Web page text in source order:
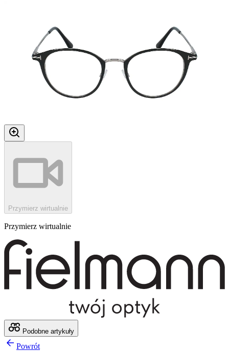
Przymierz wirtualnie
Przymierz wirtualnie
Podobne artykuły
Powrót